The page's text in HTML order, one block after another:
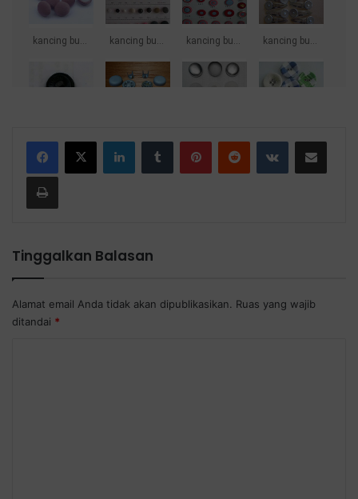
Tinggalkan Balasan
Alamat email Anda tidak akan dipublikasikan. Ruas yang wajib
ditandai *